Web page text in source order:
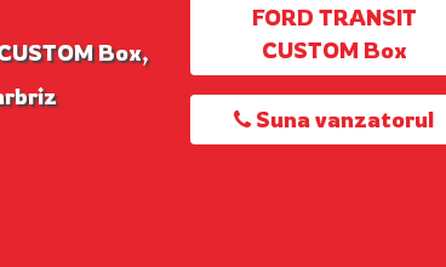
Box,
FORD TRANSIT
CUSTOM Box
Suna vanzatorul